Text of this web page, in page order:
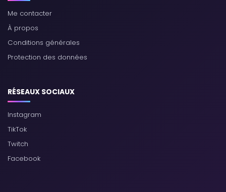
Me contacter
À propos
Conditions générales
Protection des données
RÉSEAUX SOCIAUX
Instagram
TikTok
Twitch
Facebook